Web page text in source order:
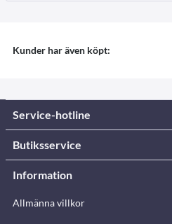
Kunder har även köpt:
Service-hotline
Butiksservice
Information
Allmänna villkor